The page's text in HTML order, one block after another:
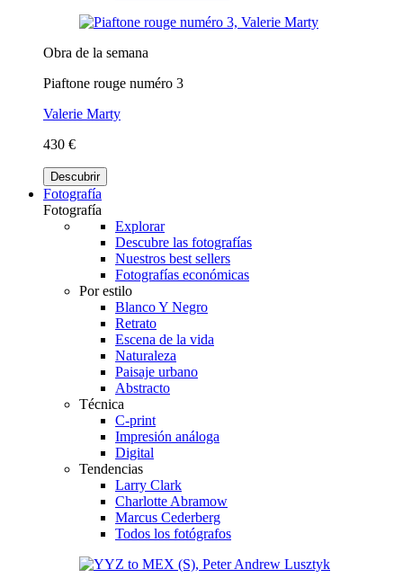
Obra de la semana
Piaftone rouge numéro 3
Valerie Marty
430 €
Descubrir
Fotografía
Fotografía
Explorar
Descubre las fotografías
Nuestros best sellers
Fotografías económicas
Por estilo
Blanco Y Negro
Retrato
Escena de la vida
Naturaleza
Paisaje urbano
Abstracto
Técnica
C-print
Impresión análoga
Digital
Tendencias
Larry Clark
Charlotte Abramow
Marcus Cederberg
Todos los fotógrafos